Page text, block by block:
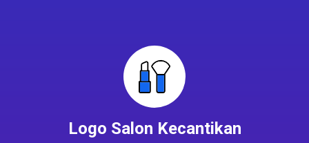
Logo Salon Kecantikan